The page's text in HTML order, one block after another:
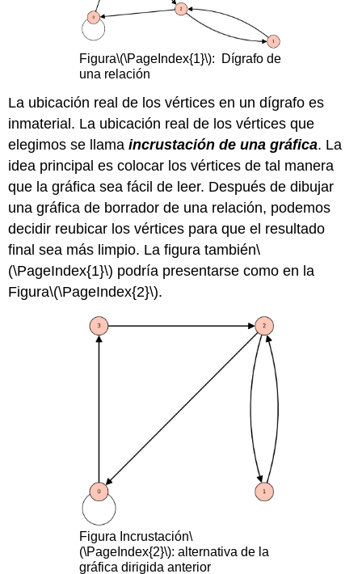
Figura\(\PageIndex{1}\):
Dígrafo de
una relación
La ubicación real de los vértices en un dígrafo es
inmaterial. La ubicación real de los vértices que
elegimos se llamaincrustación de una gráfica. La
idea principal es colocar los vértices de tal manera
que la gráfica sea fácil de leer. Después de dibujar
una gráfica de borrador de una relación, podemos
decidir reubicar los vértices para que el resultado
final sea más limpio. La figura también\
(\PageIndex{1}\) podría presentarse como en la
Figura\(\PageIndex{2}\).
Figura Incrustación\
(\PageIndex{2}\): alternativa de la
gráfica dirigida anterior